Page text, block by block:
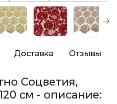
Доставка Отзывы
Соцветия,
см - описание: